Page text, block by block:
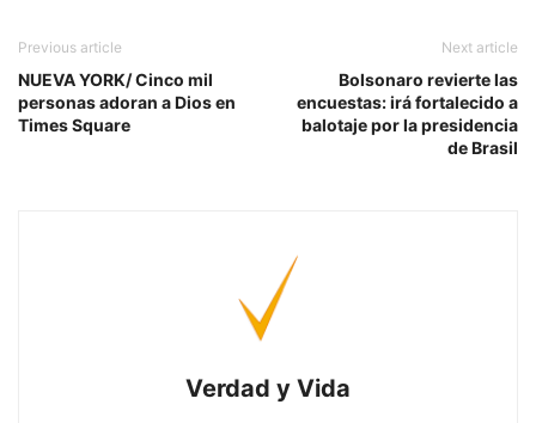
Previous article
NUEVA YORK/ Cinco mil
personas adoran a Dios en
Times Square
Next article
Bolsonaro revierte las
encuestas: irá fortalecido a
balotaje por la presidencia
de Brasil
Verdad y Vida